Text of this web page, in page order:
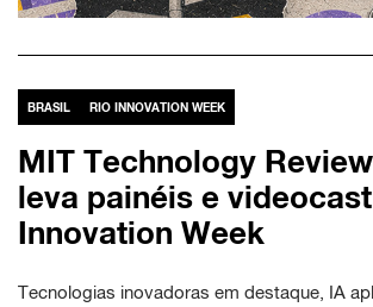
BRASIL RIO INNOVATION WEEK
MIT Technology
leva painéis e
Innovation Week
Tecnologias inovadoras em destaque, IA